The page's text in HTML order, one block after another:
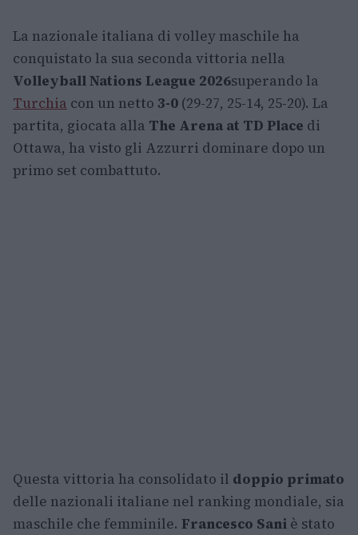
La nazionale italiana di volley maschile ha
conquistato la sua seconda vittoria nella
Volleyball Nations League 2026superando la
Turchia con un netto 3-0 (29-27, 25-14, 25-20). La
partita, giocata alla The Arena at TD Place di
Ottawa, ha visto gli Azzurri dominare dopo un
primo set combattuto.
Questa vittoria ha consolidato il doppio primato
delle nazionali italiane nel ranking mondiale, sia
maschile che femminile. Francesco Sani è stato